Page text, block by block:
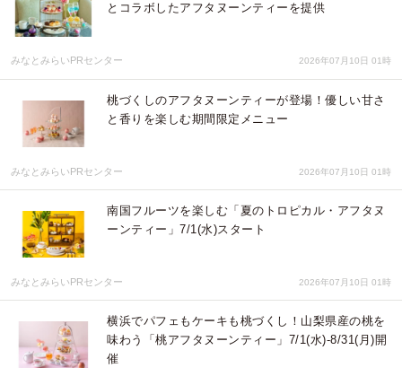
とコラボしたアフタヌーンティーを提供
みなとみらいPRセンター 2026年07月10日 01時
桃づくしのアフタヌーンティーが登場！優しい甘さ
と香りを楽しむ期間限定メニュー
みなとみらいPRセンター 2026年07月10日 01時
南国フルーツを楽しむ「夏のトロピカル・アフタヌ
ーンティー」7/1(水)スタート
みなとみらいPRセンター 2026年07月10日 01時
横浜でパフェもケーキも桃づくし！山梨県産の桃を
味わう「桃アフタヌーンティー」7/1(水)-8/31(月)開
催